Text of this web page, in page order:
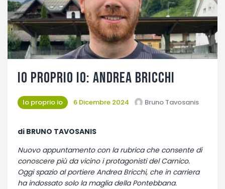
Fotogallery
Io proprio Io: Andrea Bricchi
Io proprio io 6 Dicembre 2024 Bruno Tavosanis
di BRUNO TAVOSANIS
Nuovo appuntamento con la rubrica che consente di
conoscere più da vicino i protagonisti del Carnico.
Oggi spazio al portiere Andrea Bricchi, che in carriera
ha indossato solo la maglia della Pontebbana.